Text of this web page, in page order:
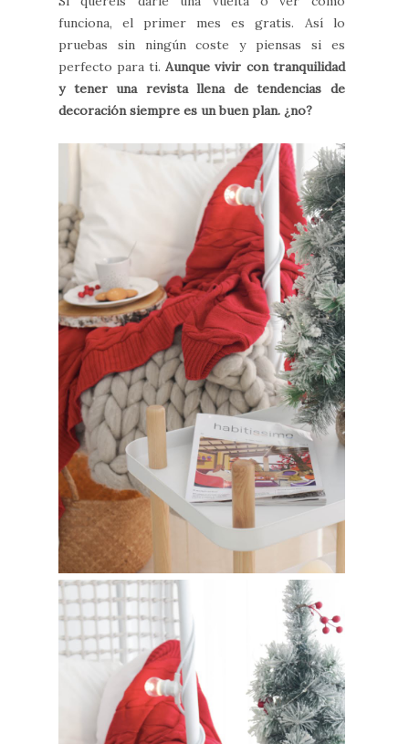
funciona, el primer mes es gratis. Así lo
pruebas sin ningún coste y piensas si es
perfecto para ti.Aunque vivir con tranquilidad
y tener una revista llena de tendencias de
decoración siempre es un buen plan. ¿no?